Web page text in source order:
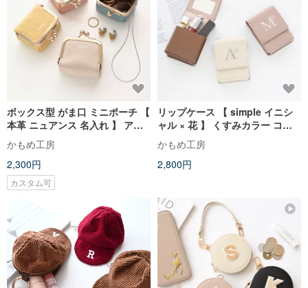
ボックス型 がま口 ミニポーチ 【
本革 ニュアンス 名入れ 】 アク
セサリーケース アクセサリー収
納 コインケース ポーチ 小物入れ
文字入れ HR66U
かもめ工房
2,300円
カスタム可
リップケース 【 simple イニシ
ャル × 花 】 くすみカラー コス
メポーチ リップポーチ カードケ
ース HE17U
かもめ工房
2,800円